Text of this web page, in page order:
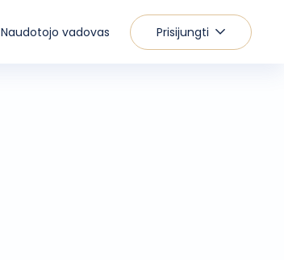
Naudotojo vadovas Prisijungti